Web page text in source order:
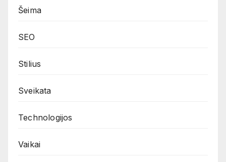
Šeima
SEO
Stilius
Sveikata
Technologijos
Vaikai